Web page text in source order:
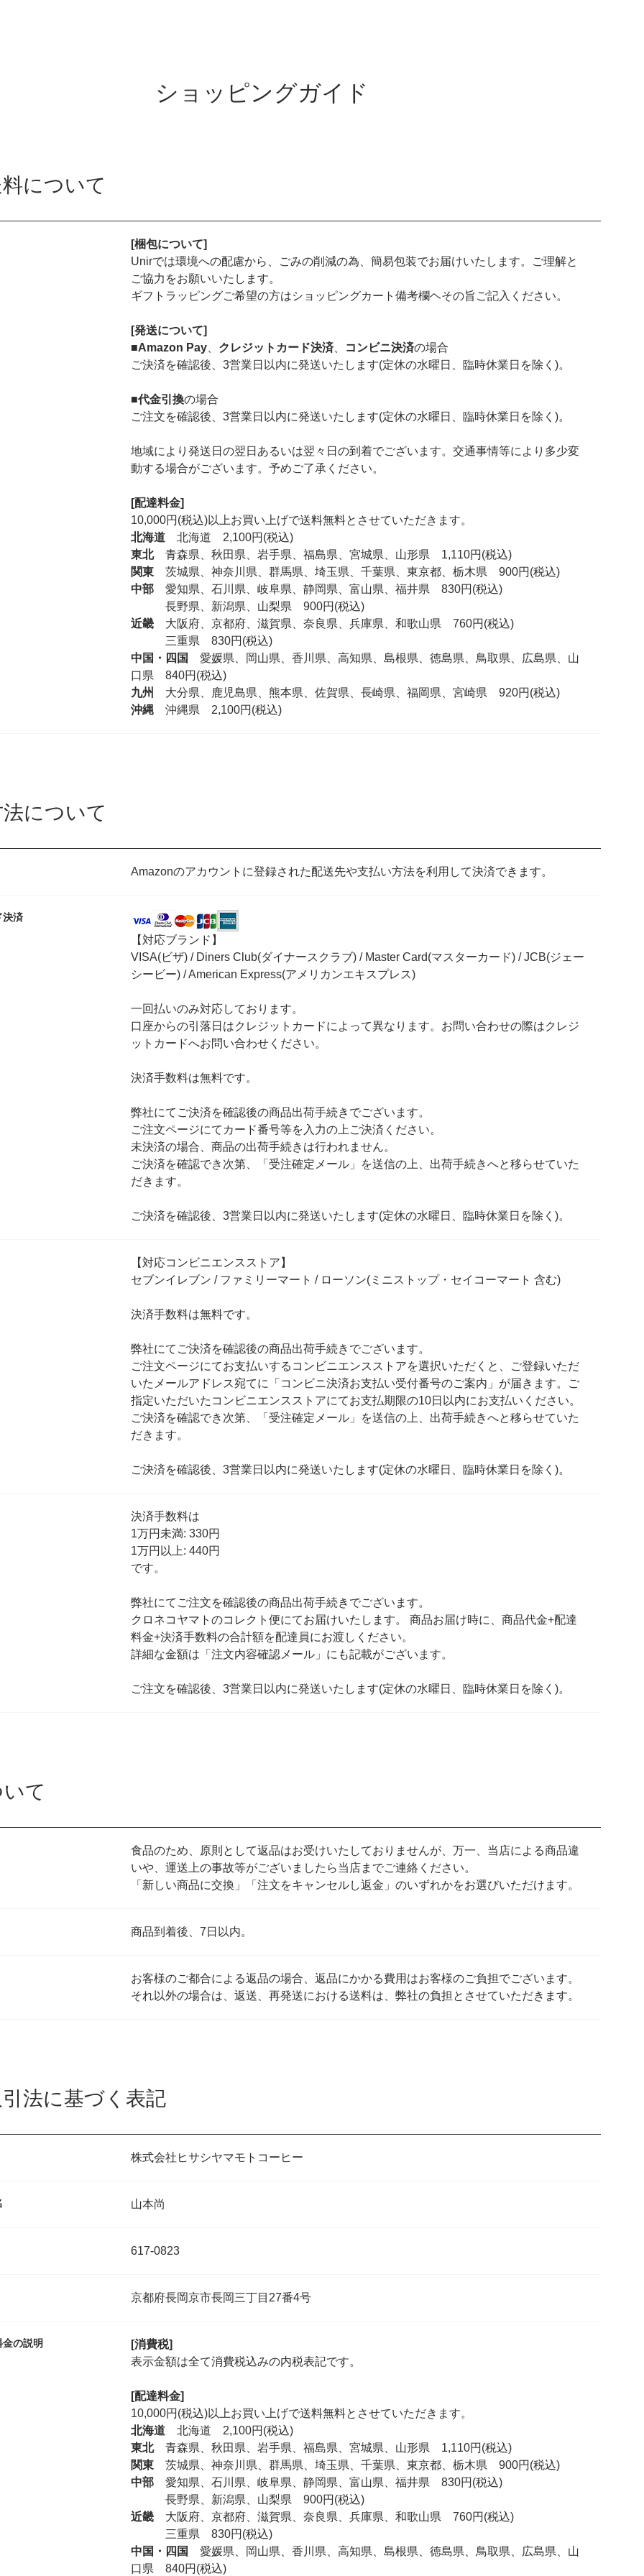
ショッピングガイド
について
[梱包について]
Unirでは環境への配慮から、ごみの削減の為、簡易包装でお届けいたします。ご理解と
ご協力をお願いいたします。
ギフトラッピングご希望の方はショッピングカート備考欄ヘその旨ご記入ください。
[発送について]
■Amazon Pay クレジットカード決済 コンビニ決済の場合
ご決済を確認後、3営業日以内に発送いたします(定休の水曜日、臨時休業日を除く)。
■代金引換の場合
ご注文を確認後、3営業日以内に発送いたします(定休の水曜日、臨時休業日を除く)。
地域により発送日の翌日あるいは翌々日の到着でございます。交通事情等により多少変
動する場合がございます。予めご了承ください。
[配達料金]
10,000円(税込)以上お買い上げで送料無料とさせていただきます。
北海道 北海道 2,100円(税込)
東北青森県、秋田県、岩手県、福島県、宮城県、山形県 1,110円(税込)
関東 茨城県、神奈川県、群馬県、埼玉県、千葉県、東京都、栃木県 900円(税込)
中部 愛知県、石川県、岐阜県、静岡県、富山県、福井県 830円(税込)
長野県、新潟県、山梨県 900円(税込)
近畿 大阪府、京都府、滋賀県、奈良県、兵庫県、和歌山県 760円(税込)
三重県 830円(税込)
中国・四国
愛媛県、岡山県、香川県、高知県、島根県、徳島県、鳥取県、広島県、山
口県 840円(税込)
九州
大分県、鹿児島県、熊本県、佐賀県、長崎県、福岡県、宮崎県 920円(税込)
沖縄 沖縄県 2,100円(税込)
について
Amazonのアカウントに登録された配送先や支払い方法を利用して決済できます。
決済
【対応ブランド】
VISA(ビザ) / Diners Club(ダイナースクラブ) / Master Card(マスターカード) / JCB(ジェー
シービー) / American Express(アメリカンエキスプレス)
一回払いのみ対応しております。
口座からの引落日はクレジットカードによって異なります。お問い合わせの際はクレジ
ットカードへお問い合わせください。
決済手数料は無料です。
弊社にてご決済を確認後の商品出荷手続きでございます。
ご注文ページにてカード番号等を入力の上ご決済ください。
未決済の場合、商品の出荷手続きは行われません。
ご決済を確認でき次第、「受注確定メール」を送信の上、出荷手続きへと移らせていた
だきます。
ご決済を確認後、3営業日以内に発送いたします(定休の水曜日、臨時休業日を除く)。
【対応コンビニエンスストア】
セブンイレブン / ファミリーマート / ローソン(ミニストップ・セイコーマート 含む)
決済手数料は無料です。
弊社にてご決済を確認後の商品出荷手続きでございます。
ご注文ページにてお支払いするコンビニエンスストアを選択いただくと、ご登録いただ
いたメールアドレス宛てに「コンビニ決済お支払い受付番号のご案内」が届きます。ご
指定いただいたコンビニエンスストアにてお支払期限の10日以内にお支払いください。
ご決済を確認でき次第、「受注確定メール」を送信の上、出荷手続きへと移らせていた
だきます。
ご決済を確認後、3営業日以内に発送いたします(定休の水曜日、臨時休業日を除く)。
決済手数料は
1万円未満: 330円
1万円以上: 440円
です。
弊社にてご注文を確認後の商品出荷手続きでございます。
クロネコヤマトのコレクト便にてお届けいたします。 商品お届け時に、商品代金+配達
料金+決済手数料の合計額を配達員にお渡しください。
詳細な金額は「注文内容確認メール」にも記載がございます。
ご注文を確認後、3営業日以内に発送いたします(定休の水曜日、臨時休業日を除く)。
て
食品のため、原則として返品はお受けいたしておりませんが、万一、当店による商品違
いや、運送上の事故等がございましたら当店までご連絡ください。
「新しい商品に交換」「注文をキャンセルし返金」のいずれかをお選びいただけます。
商品到着後、7日以内。
お客様のご都合による返品の場合、返品にかかる費用はお客様のご負担でございます。
それ以外の場合は、返送、再発送における送料は、弊社の負担とさせていただきます。
法に基づく表記
株式会社ヒサシヤマモトコーヒー
山本尚
617-0823
京都府長岡京市長岡三丁目27番4号
の説明
[消費税]
表示金額は全て消費税込みの内税表記です。
[配達料金]
10,000円(税込)以上お買い上げで送料無料とさせていただきます。
北海道 北海道 2,100円(税込)
東北青森県、秋田県、岩手県、福島県、宮城県、山形県 1,110円(税込)
関東 茨城県、神奈川県、群馬県、埼玉県、千葉県、東京都、栃木県 900円(税込)
中部 愛知県、石川県、岐阜県、静岡県、富山県、福井県 830円(税込)
長野県、新潟県、山梨県 900円(税込)
近畿 大阪府、京都府、滋賀県、奈良県、兵庫県、和歌山県 760円(税込)
三重県 830円(税込)
中国・四国
愛媛県、岡山県、香川県、高知県、島根県、徳島県、鳥取県、広島県、山
口県 840円(税込)